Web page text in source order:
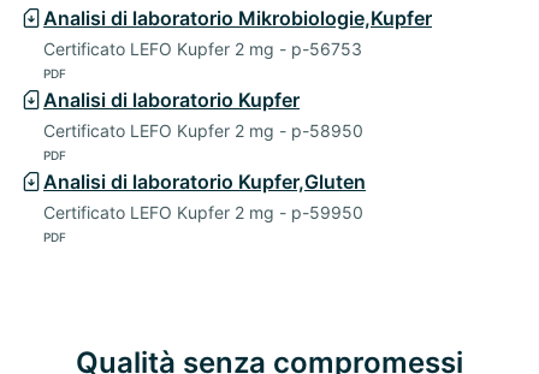
Analisi di laboratorio Mikrobiologie,Kupfer
Certificato LEFO Kupfer 2 mg - p-56753
PDF
Analisi di laboratorio Kupfer
Certificato LEFO Kupfer 2 mg - p-58950
PDF
Analisi di laboratorio Kupfer,Gluten
Certificato LEFO Kupfer 2 mg - p-59950
PDF
Qualità senza compromessi